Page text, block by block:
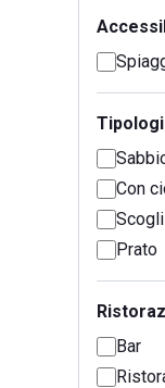
Con
Scogli
Prato
Bar